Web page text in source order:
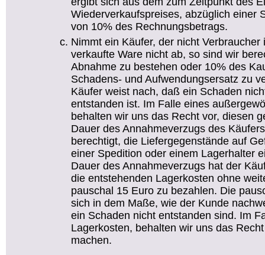
Wiederverkaufspreises, abzüglich einer
von 10% des Rechnungsbetrags.
Nimmt ein Käufer, der nicht
verkaufte Ware nicht ab, so sind wir
Abnahme zu bestehen oder 10% des
Schadens- und Aufwendungsersatz zu
Käufer weist nach, daß ein Schaden
entstanden ist. Im Falle eines
behalten wir uns das Recht vor, diesen
Dauer des Annahmeverzugs des
berechtigt, die Liefergegenstände auf
einer Spedition oder einem Lagerhalter
Dauer des Annahmeverzugs hat der
die entstehenden Lagerkosten ohne
pauschal 15 Euro zu bezahlen. Die
sich in dem Maße, wie der Kunde
ein Schaden nicht entstanden sind. Im
Lagerkosten, behalten wir uns das
machen.